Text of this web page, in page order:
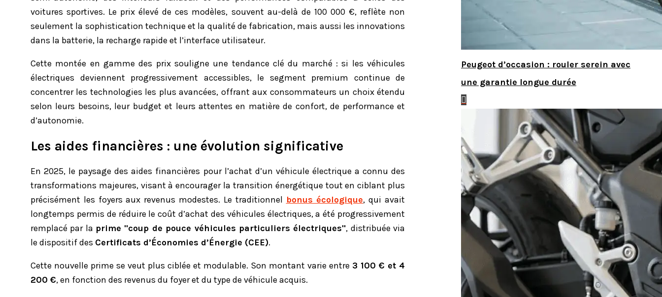
voitures sportives. Le prix élevé de ces modèles, souvent au-delà de 100 000 €, reflète non
seulement la sophistication technique et la qualité de fabrication, mais aussi les innovations
dans la batterie, la recharge rapide et l’interface utilisateur.
Cette montée en gamme des prix souligne une tendance clé du marché : si les véhicules
électriques deviennent progressivement accessibles, le segment premium continue de
concentrer les technologies les plus avancées, offrant aux consommateurs un choix étendu
selon leurs besoins, leur budget et leurs attentes en matière de confort, de performance et
d’autonomie.
Les aides financières : une évolution significative
En 2025, le paysage des aides financières pour l’achat d’un véhicule électrique a connu des
transformations majeures, visant à encourager la transition énergétique tout en ciblant plus
précisément les foyers aux revenus modestes. Le traditionnel bonus écologique, qui avait
longtemps permis de réduire le coût d’achat des véhicules électriques, a été progressivement
remplacé par la prime "coup de pouce véhicules particuliers électriques", distribuée via
le dispositif des Certificats d’Économies d’Énergie (CEE).
Cette nouvelle prime se veut plus ciblée et modulable. Son montant varie entre 3 100 € et 4
200 €, en fonction des revenus du foyer et du type de véhicule acquis.
Peugeot d’occasion : rouler serein avec
une garantie longue durée